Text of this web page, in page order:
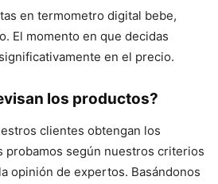
en termometro digital bebe,
El momento en que decidas
en el precio.
los productos?
clientes obtengan los
probamos según nuestros criterios
opinión de expertos. Basándonos